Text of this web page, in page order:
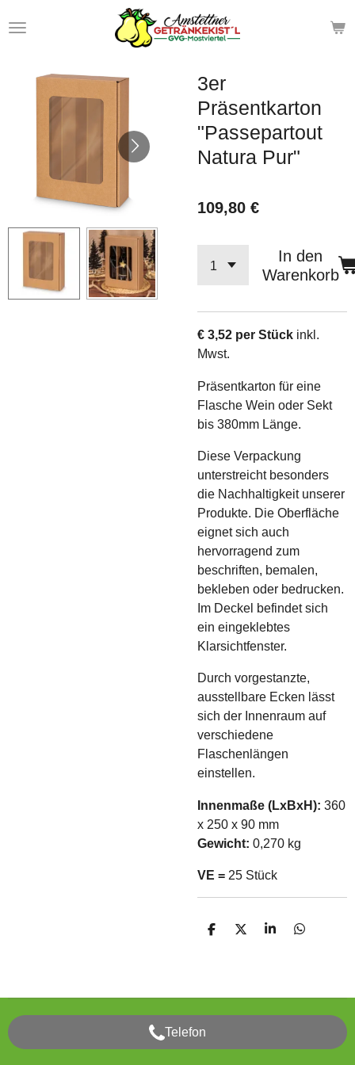
Hauptinhalt
3er
Präsentkarton
"Passepartout
Natura Pur"
109,80 €
In den
Warenkorb
€ 3,52 per Stück inkl.
Mwst.
Präsentkarton für eine
Flasche Wein oder Sekt
bis 380mm Länge.
Diese Verpackung
unterstreicht besonders
die Nachhaltigkeit unserer
Produkte. Die Oberfläche
eignet sich auch
hervorragend zum
beschriften, bemalen,
bekleben oder bedrucken.
Im Deckel befindet sich
ein eingeklebtes
Klarsichtfenster.
Durch vorgestanzte,
ausstellbare Ecken lässt
sich der Innenraum auf
verschiedene
Flaschenlängen
einstellen.
Innenmaße (LxBxH): 360
x 250 x 90 mm
Gewicht: 0,270 kg
VE = 25 Stück
T
n
T
n
T
n
T
n
Telefon